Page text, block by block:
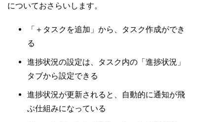
についておさらいします。
「＋タスクを追加」から、タスク作成ができ
る
進捗状況の設定は、タスク内の「進捗状況」
タブから設定できる
進捗状況が更新されると、自動的に通知が飛
ぶ仕組みになっている